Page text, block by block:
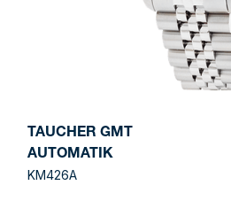
TAUCHER GMT
AUTOMATIK
KM426A